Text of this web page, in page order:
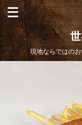
現地ならではの